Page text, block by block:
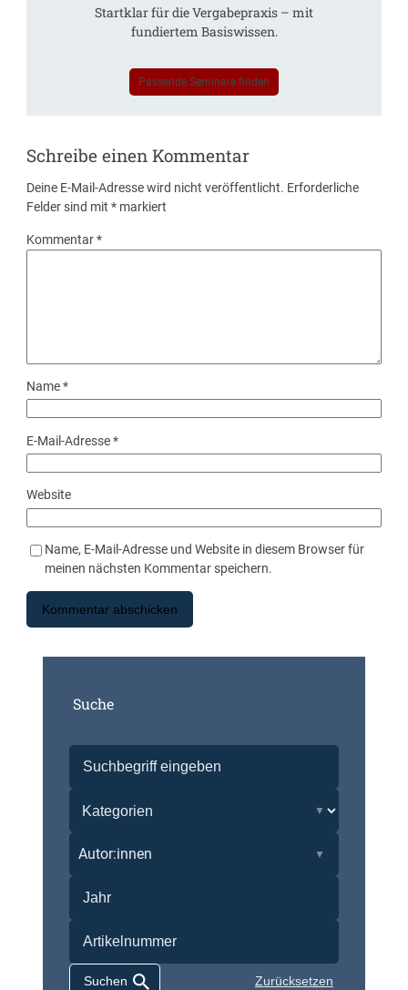
Startklar für die Vergabepraxis – mit
fundiertem Basiswissen.
Passende Seminare finden
Schreibe einen Kommentar
Deine E-Mail-Adresse wird nicht veröffentlicht. Erforderliche
Felder sind mit* markiert
Kommentar*
Name*
E-Mail-Adresse*
Website
Name, E-Mail-Adresse und Website in diesem Browser für
meinen nächsten Kommentar speichern.
Suche
Autor:innen
Zurücksetzen